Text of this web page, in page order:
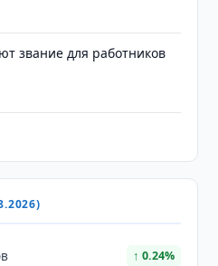
звание для работников
↑ 0.24%